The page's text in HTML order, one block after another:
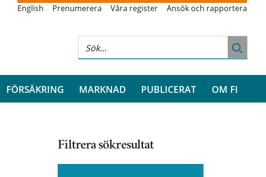
English Prenumerera Våra register Ansök och rapportera
FÖRSÄKRING MARKNAD PUBLICERAT OM FI
Filtrera sökresultat